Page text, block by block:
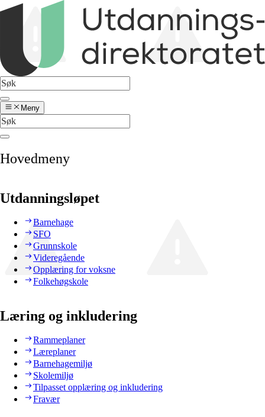
Meny
Hovedmeny
Utdanningsløpet
Barnehage
SFO
Grunnskole
Videregående
Opplæring for voksne
Folkehøgskole
Læring og inkludering
Rammeplaner
Læreplaner
Barnehagemiljø
Skolemiljø
Tilpasset opplæring og inkludering
Fravær